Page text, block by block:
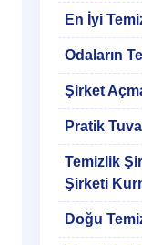
En İyi
Odaların
Şirket
Pratik
Temizlik
Şirketi
Doğu